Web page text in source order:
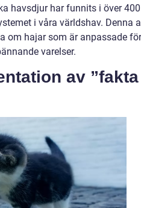
havsdjur har funnits i över 400
i våra världshav. Denna
om hajar som är anpassade
varelser.
av